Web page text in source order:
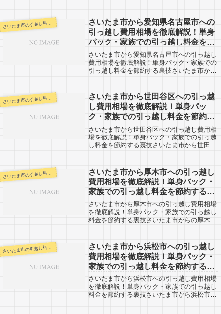
「自分の引越し代金を早く知りたい！！そし
て...
さいたま市の引越し料金・代金相場・見積り情報
さいたま市から愛知県名古屋市への
引っ越し費用相場を徹底解説！単身
パック・家族での引っ越し料金を節
約する裏技
さいたま市から愛知県名古屋市への引っ越し
費用相場を徹底解説！単身パック・家族での
引っ越し料金を節約する裏技さいたま市から
からさいたま市へ引越予定のある方も参考
に...
さいたま市の引越し料金・代金相場・見積り情報
さいたま市から世田谷区への引っ越
し費用相場を徹底解説！単身パッ
ク・家族での引っ越し料金を節約す
る裏技
さいたま市から世田谷区への引っ越し費用相
場を徹底解説！単身パック・家族での引っ越
し料金を節約する裏技さいたま市から世田谷
田谷区までは40km弱。50km圏内だと...
さいたま市の引越し料金・代金相場・見積り情報
さいたま市から厚木市への引っ越し
費用相場を徹底解説！単身パック・
家族での引っ越し料金を節約する裏
技
さいたま市から厚木市への引っ越し費用相場
を徹底解説！単身パック・家族での引っ越し
料金を節約する裏技さいたま市からの厚木市
てみてください。さいたま市から厚木市ま
で...
さいたま市の引越し料金・代金相場・見積り情報
さいたま市から浜松市への引っ越し
費用相場を徹底解説！単身パック・
家族での引っ越し料金を節約する裏
技
さいたま市から浜松市への引っ越し費用相場
を徹底解説！単身パック・家族での引っ越し
料金を節約する裏技さいたま市から浜松市へ